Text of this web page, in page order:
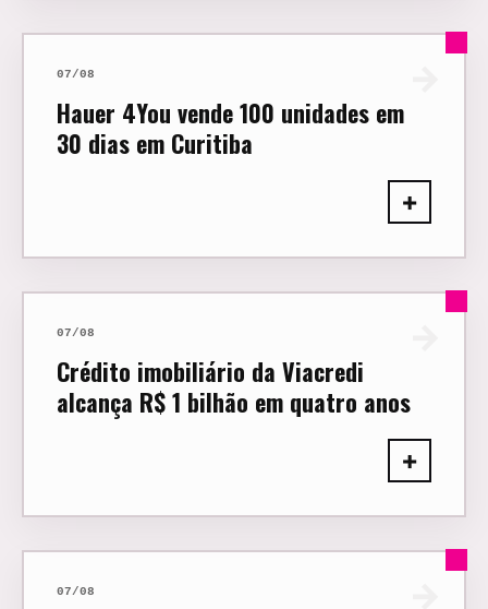
07/08
Hauer 4You vende 100 unidades em
30 dias em Curitiba
+
07/08
Crédito imobiliário da Viacredi
alcança R$ 1 bilhão em quatro anos
+
07/08